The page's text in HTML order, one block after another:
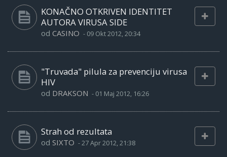
KONAČNO OTKRIVEN IDENTITET
AUTORA VIRUSA SIDE
od CASINO - 09 Okt 2012, 20:34
"Truvada" pilula za prevenciju virusa
HIV
od DRAKSON - 01 Maj 2012, 16:26
Strah od rezultata
od SIXTO -27 Apr 2012, 21:38